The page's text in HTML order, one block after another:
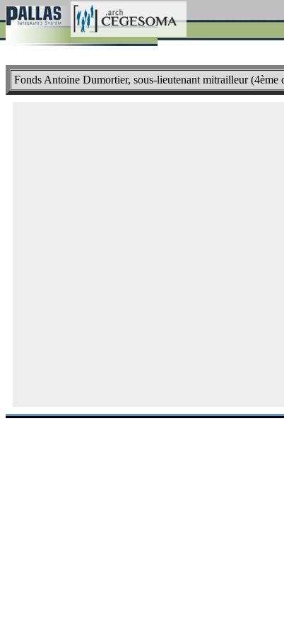
Fonds Antoine Dumortier, sous-lieutenant mitrailleur